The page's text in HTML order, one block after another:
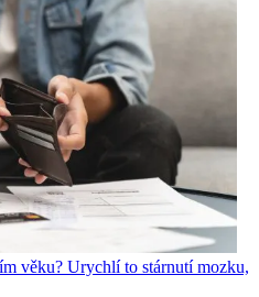
věku? Urychlí to stárnutí mozku,